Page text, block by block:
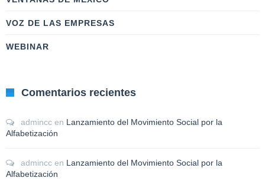
VOZ DE LAS EMPRESAS
WEBINAR
Comentarios recientes
admincc en Lanzamiento del Movimiento Social por la
Alfabetización
admincc en Lanzamiento del Movimiento Social por la
Alfabetización